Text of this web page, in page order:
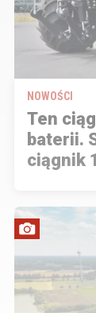
NOWOŚCI
Ten
baterii.
ciągnik